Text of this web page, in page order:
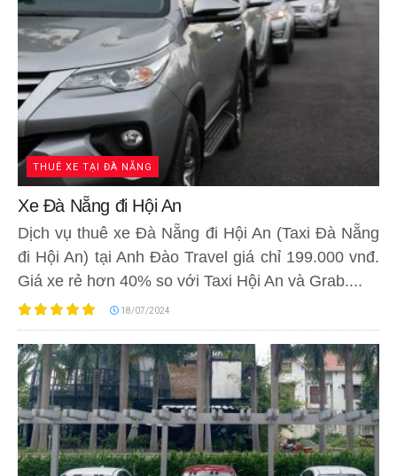
THUÊ XE TẠI ĐÀ NẴNG
Xe Đà Nẵng đi Hội An
Dịch vụ thuê xe Đà Nẵng đi Hội An (Taxi Đà Nẵng
đi Hội An) tại Anh Đào Travel giá chỉ 199.000 vnđ.
Giá xe rẻ hơn 40% so với Taxi Hội An và Grab....
18/07/2024